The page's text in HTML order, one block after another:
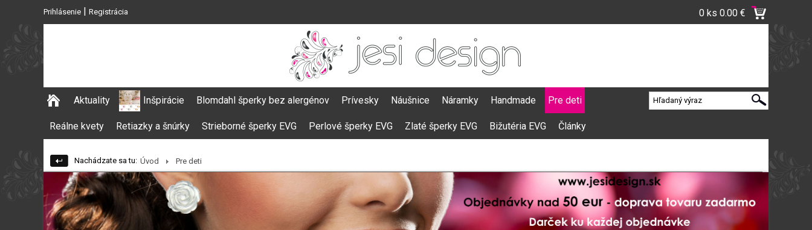
Prihlásenie | Registrácia 0 ks 0.00 €
Aktuality Inšpirácie Blomdahl šperky bez alergénov Prívesky Náušnice Náramky Handmade Pre deti
Reálne kvety Retiazky a šnúrky Strieborné šperky EVG Perlové šperky EVG Zlaté šperky EVG Bižutéria EVG Články
Nachádzate sa tu: Úvod Pre deti